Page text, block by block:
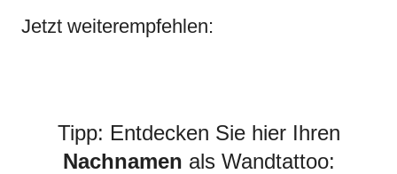
Jetzt weiterempfehlen:
Tipp: Entdecken Sie hier Ihren
Nachnamen als Wandtattoo: